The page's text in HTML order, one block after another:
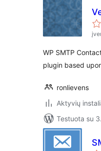
WP SMTP
plugin based
ronlievens
Aktyvių
Testuota su